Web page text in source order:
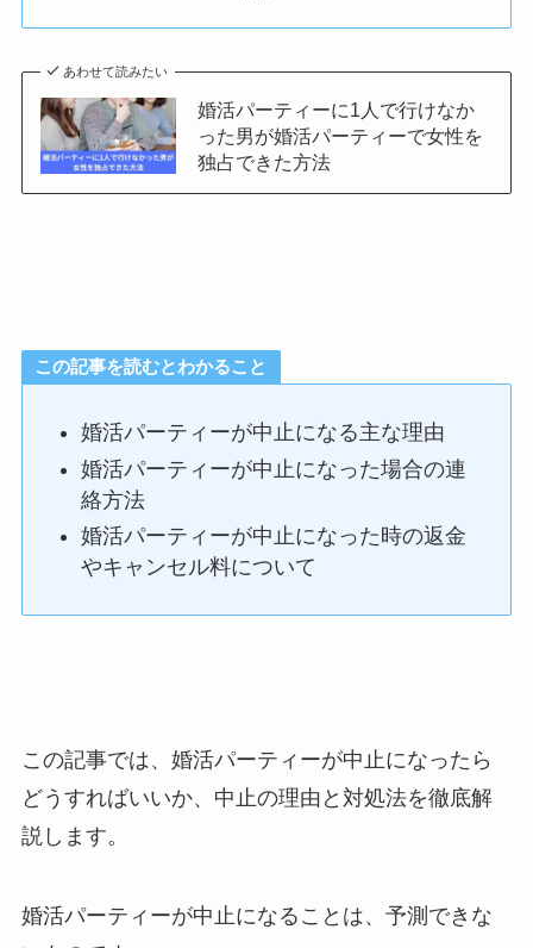
あわせて読みたい
婚活パーティーに1人で行けなか
った男が婚活パーティーで女性を
独占できた方法
この記事を読むとわかること
婚活パーティーが中止になる主な理由
婚活パーティーが中止になった場合の連
絡方法
婚活パーティーが中止になった時の返金
やキャンセル料について
この記事では、婚活パーティーが中止になったら
どうすればいいか、中止の理由と対処法を徹底解
説します。
婚活パーティーが中止になることは、予測できな